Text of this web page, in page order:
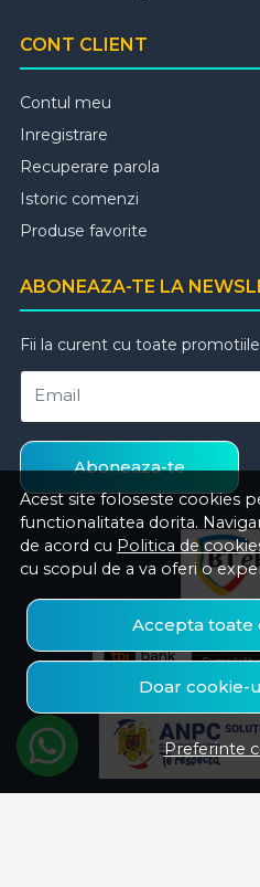
Acest site foloseste cookies
functionalitatea dorita.
de acord cu Politica de
cu scopul de a va oferi o
Accepta toate
Doar cookie-
Preferinte
CONT CLIENT
Contul meu
Inregistrare
Recuperare parola
Istoric comenzi
Produse favorite
ABONEAZA-TE LA
Fii la curent cu toate
Email
Aboneaza-te